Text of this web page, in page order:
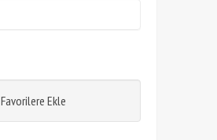
Favorilere Ekle